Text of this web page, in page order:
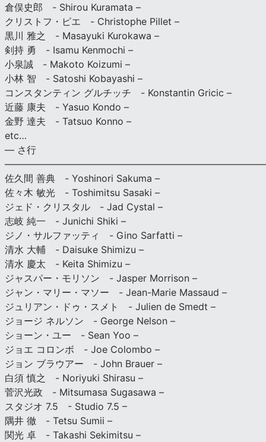
倉俣史郎 - Shirou Kuramata –
クリストフ・ピエ - Christophe Pillet –
黒川 雅之 - Masayuki Kurokawa –
剣持 勇 - Isamu Kenmochi –
小泉誠 - Makoto Koizumi –
小林 智 - Satoshi Kobayashi –
コンスタンティン グルチッチ - Konstantin Gricic –
近藤 康夫 - Yasuo Kondo –
金野 達夫 - Tatsuo Konno –
etc…
— さ行
佐久間 善典 - Yoshinori Sakuma –
佐々木 敏光 - Toshimitsu Sasaki –
ジェド・クリスタル - Jad Cystal –
志岐 純一 - Junichi Shiki –
ジノ・サルファッティ - Gino Sarfatti –
清水 大輔 - Daisuke Shimizu –
清水 慶太 - Keita Shimizu –
ジャスパー・モリソン - Jasper Morrison –
ジャン・マリー・マソー - Jean-Marie Massaud –
ジュリアン・ドゥ・スメト - Julien de Smedt –
ジョージ ネルソン - George Nelson –
ショーン・ユー - Sean Yoo –
ジョエ コロンボ - Joe Colombo –
ジョン ブラウアー - John Brauer –
白須 慎之 - Noriyuki Shirasu –
菅沢光政 - Mitsumasa Sugasawa –
スタジオ 7.5 - Studio 7.5 –
隅井 徹 - Tetsu Sumii –
関光 卓 - Takashi Sekimitsu –